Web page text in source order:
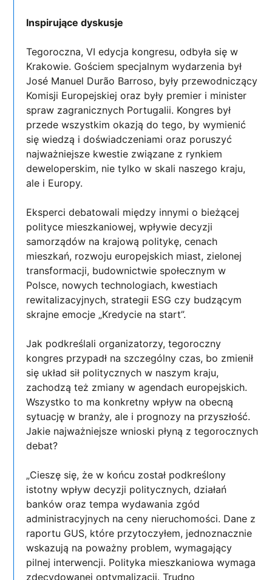
Inspirujące dyskusje
Tegoroczna, VI edycja kongresu, odbyła się w
Krakowie. Gościem specjalnym wydarzenia był
José Manuel Durão Barroso, były przewodniczący
Komisji Europejskiej oraz były premier i minister
spraw zagranicznych Portugalii. Kongres był
przede wszystkim okazją do tego, by wymienić
się wiedzą i doświadczeniami oraz poruszyć
najważniejsze kwestie związane z rynkiem
deweloperskim, nie tylko w skali naszego kraju,
ale i Europy.
Eksperci debatowali między innymi o bieżącej
polityce mieszkaniowej, wpływie decyzji
samorządów na krajową politykę, cenach
mieszkań, rozwoju europejskich miast, zielonej
transformacji, budownictwie społecznym w
Polsce, nowych technologiach, kwestiach
rewitalizacyjnych, strategii ESG czy budzącym
skrajne emocje „Kredycie na start”.
Jak podkreślali organizatorzy, tegoroczny
kongres przypadł na szczególny czas, bo zmienił
się układ sił politycznych w naszym kraju,
zachodzą też zmiany w agendach europejskich.
Wszystko to ma konkretny wpływ na obecną
sytuację w branży, ale i prognozy na przyszłość.
Jakie najważniejsze wnioski płyną z tegorocznych
debat?
„Cieszę się, że w końcu został podkreślony
istotny wpływ decyzji politycznych, działań
banków oraz tempa wydawania zgód
administracyjnych na ceny nieruchomości. Dane z
raportu GUS, które przytoczyłem, jednoznacznie
wskazują na poważny problem, wymagający
pilnej interwencji. Polityka mieszkaniowa wymaga
zdecydowanej optymalizacji. Trudno